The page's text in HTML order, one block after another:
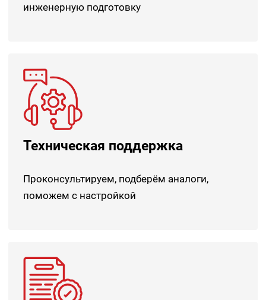
инженерную подготовку
Техническая поддержка
Проконсультируем, подберём аналоги,
поможем с настройкой